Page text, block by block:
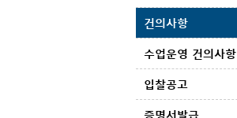
건의사항
수업운영 건의사항
입찰공고
증명서발급